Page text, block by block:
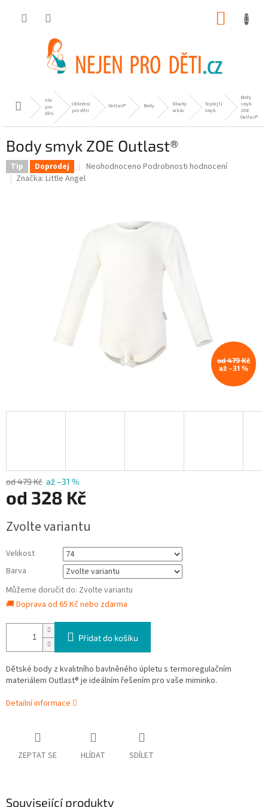
Domů
Vše
pro
děti
Oblečení
pro děti
Outlast® Body
Dlouhý
rukáv
Teplejší
Smyk
Body
smyk
ZOE
Outlast®
Body smyk ZOE Outlast®
Tip Doprodej
Průměrné
Neohodnoceno Podrobnosti hodnocení
Značka: Little Angel
od 479 Kč
až –31 %
od 479 Kč až –31 %
od 328 Kč
cena:
Zvolte variantu
Velikost
Barva
Můžeme doručit do: Zvolte variantu
🚚 Doprava od 65 Kč nebo zdarma
Přidat do košíku
Dětské body z kvalitního bavlněného úpletu s termoregulačním
materiálem Outlast® je ideálním řešením pro vaše miminko.
Detailní informace
ZEPTAT SE HLÍDAT SDÍLET
Související produkty